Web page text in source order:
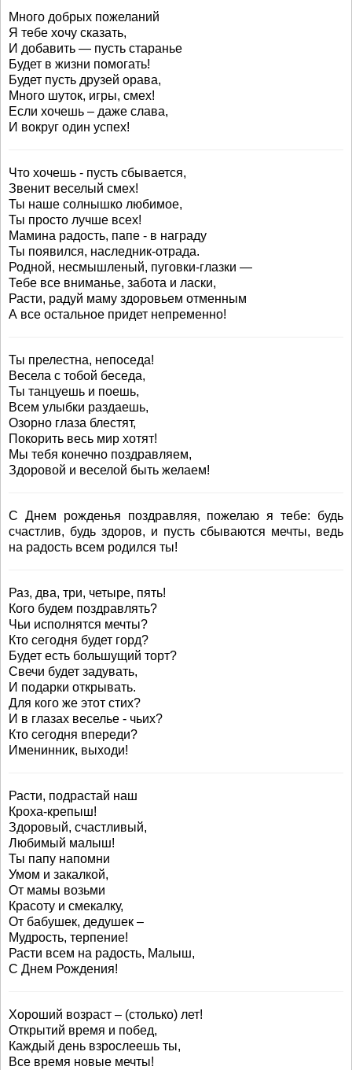
Много добрых пожеланий
Я тебе хочу сказать,
И добавить — пусть старанье
Будет в жизни помогать!
Будет пусть друзей орава,
Много шуток, игры, смех!
Если хочешь – даже слава,
И вокруг один успех!
Что хочешь - пусть сбывается,
Звенит веселый смех!
Ты наше солнышко любимое,
Ты просто лучше всех!
Мамина радость, папе - в награду
Ты появился, наследник-отрада.
Родной, несмышленый, пуговки-глазки —
Тебе все вниманье, забота и ласки,
Расти, радуй маму здоровьем отменным
А все остальное придет непременно!
Ты прелестна, непоседа!
Весела с тобой беседа,
Ты танцуешь и поешь,
Всем улыбки раздаешь,
Озорно глаза блестят,
Покорить весь мир хотят!
Мы тебя конечно поздравляем,
Здоровой и веселой быть желаем!
С Днем рожденья поздравляя, пожелаю я тебе: будь
счастлив, будь здоров, и пусть сбываются мечты, ведь
на радость всем родился ты!
Раз, два, три, четыре, пять!
Кого будем поздравлять?
Чьи исполнятся мечты?
Кто сегодня будет горд?
Будет есть большущий торт?
Свечи будет задувать,
И подарки открывать.
Для кого же этот стих?
И в глазах веселье - чьих?
Кто сегодня впереди?
Именинник, выходи!
Расти, подрастай наш
Кроха-крепыш!
Здоровый, счастливый,
Любимый малыш!
Ты папу напомни
Умом и закалкой,
От мамы возьми
Красоту и смекалку,
От бабушек, дедушек –
Мудрость, терпение!
Расти всем на радость, Малыш,
С Днем Рождения!
Хороший возраст – (столько) лет!
Открытий время и побед,
Каждый день взрослеешь ты,
Все время новые мечты!